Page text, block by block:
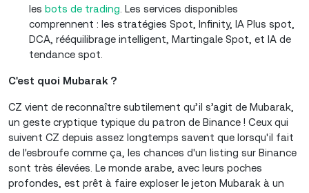
les bots de trading . Les services disponibles
comprennent : les stratégies Spot, Infinity, IA Plus spot,
DCA, rééquilibrage intelligent, Martingale Spot, et IA de
tendance spot.
C'est quoi Mubarak ?
CZ vient de reconnaître subtilement qu’il s’agit de Mubarak,
un geste cryptique typique du patron de Binance ! Ceux qui
suivent CZ depuis assez longtemps savent que lorsqu'il fait
de l'esbroufe comme ça, les chances d'un listing sur Binance
sont très élevées. Le monde arabe, avec leurs poches
profondes, est prêt à faire exploser le jeton Mubarak à un